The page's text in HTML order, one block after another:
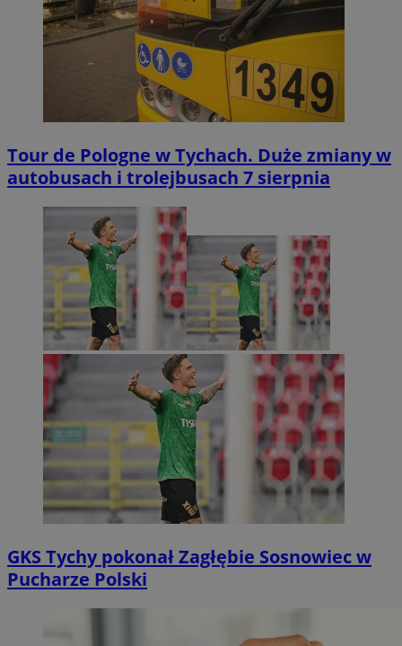
Tour de Pologne w Tychach. Duże zmiany w
autobusach i trolejbusach 7 sierpnia
GKS Tychy pokonał Zagłębie Sosnowiec w
Pucharze Polski